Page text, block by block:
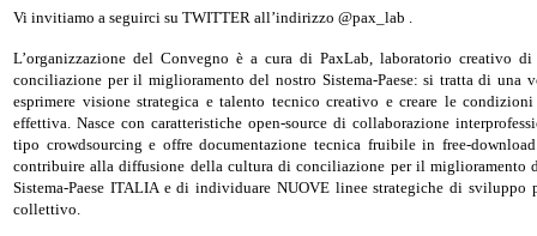
Vi invitiamo a seguirci su TWITTER all’indirizzo @pax_lab .
L’organizzazione del Convegno è a cura di PaxLab, laboratorio creativo
conciliazione per il miglioramento del nostro Sistema-Paese: si tratta di una
esprimere visione strategica e talento tecnico creativo e creare le
effettiva. Nasce con caratteristiche open-source di collaborazione
tipo crowdsourcing e offre documentazione tecnica fruibile in free-
contribuire alla diffusione della cultura di conciliazione per il miglioramento
Sistema-Paese ITALIA e di individuare NUOVE linee strategiche di sviluppo
collettivo.